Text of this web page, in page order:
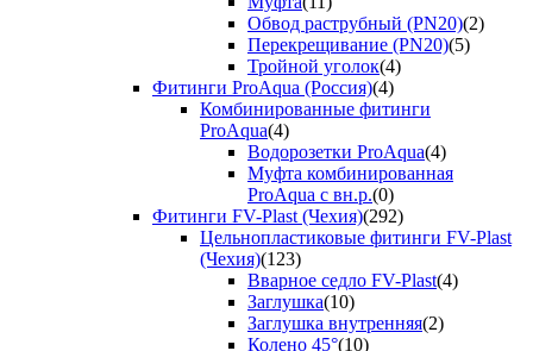
Обвод раструбный (PN20)(2)
Перекрещивание (PN20)(5)
Тройной уголок(4)
Фитинги ProAqua (Россия)(4)
Комбинированные фитинги
ProAqua(4)
Водорозетки ProAqua(4)
Муфта комбинированная
ProAqua с вн.р.(0)
Фитинги FV-Plast (Чехия)(292)
Цельнопластиковые фитинги FV-Plast
(Чехия)(123)
Вварное седло FV-Plast(4)
Заглушка(10)
Заглушка внутренняя(2)
Колено 45°(10)